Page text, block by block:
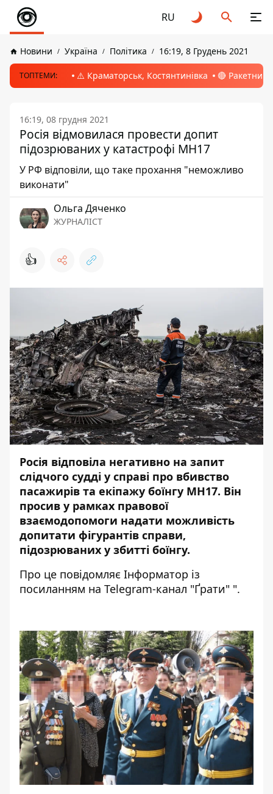
RU
Новини Україна Політика 16:19, 8 Грудень 2021
ТОПТЕМИ: ⚠️ Краматорськ, Костянтинівка 🔴 Ракетний
16:19, 08 грудня 2021
Росія відмовилася провести допит
підозрюваних у катастрофі МН17
У РФ відповіли, що таке прохання "неможливо
виконати"
Ольга Дяченко
ЖУРНАЛІСТ
👍
Росія відповіла негативно на запит
слідчого судді у справі про вбивство
пасажирів та екіпажу боїнгу МН17. Він
просив у рамках правової
взаємодопомоги надати можливість
допитати фігурантів справи,
підозрюваних у збитті боїнгу.
Про це повідомляє Інформатор із
посиланням на Telegram-канал "Ґрати" ".